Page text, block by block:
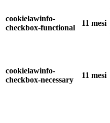
cookielawinfo-
checkbox-functional
11 mesi
cookielawinfo-
checkbox-necessary
11 mesi